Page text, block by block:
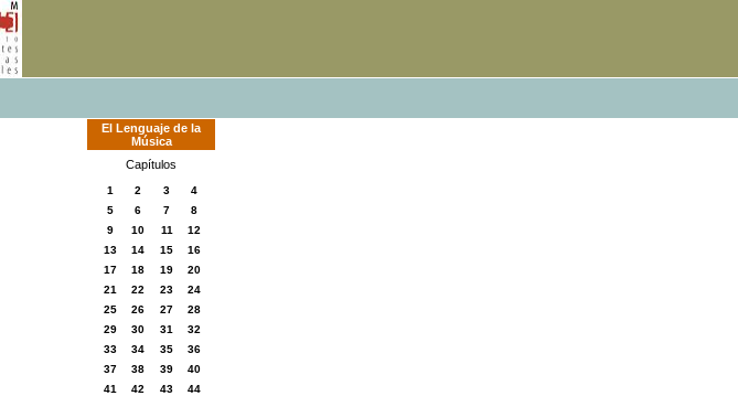
El Lenguaje de la
Música
Capítulos
1 2 3
4
5
6 7
8
9
10 11
12
13
14 15
16
17
18 19
20
21
22 23
24
25
26 27
28
29
30 31
32
33
34 35
36
37
38 39
40
41
42 43
44